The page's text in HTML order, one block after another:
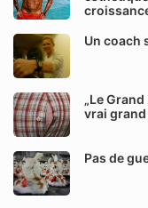
Un coach
„Le
vrai
Pas de